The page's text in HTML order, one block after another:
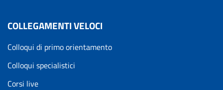
COLLEGAMENTI VELOCI
Colloqui di primo orientamento
Colloqui specialistici
Corsi live